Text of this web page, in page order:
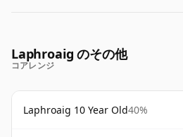
Laphroaig のその他
コアレンジ
Laphroaig 10 Year Old40%